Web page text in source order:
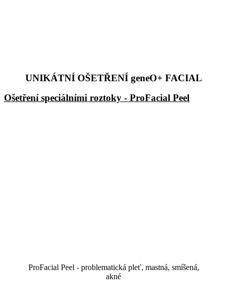
UNIKÁTNÍ OŠETŘENÍ geneO+ FACIAL
Ošetření speciálními roztoky - ProFacial Peel
ProFacial Peel - problematická pleť, mastná, smíšená,
akné